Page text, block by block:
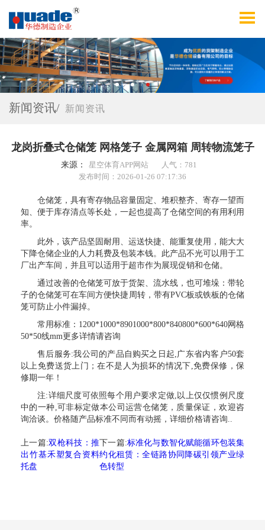
新闻资讯/ 新闻资讯
龙岗折叠式仓储笼 网格笼子 金属网箱 周转物流笼子
来源： 星空体育APP网站
人气：781
发布时间：2026-01-26 07:17:36
仓储笼，具有寄存物品容量固定、堆积整齐、寄存一望而
知、便于库存清点等长处，一起也提高了仓储空间的有用利用
率。
此外，该产品坚固耐用、运送快捷、能重复使用，能大大
下降仓储企业的人力耗费及包装本钱。此产品不光可以用于工
厂出产车间，并且可以适用于超市作为展现促销和仓储。
通过改善的仓储笼可放于货架、流水线，也可堆垛：带轮
子的仓储笼可在车间方便快捷周转，带有PVC板或铁板的仓储
笼可防止小件漏掉。
常用标准：1200*1000*8901000*800*840800*600*640网格
50*50线mm更多详情请咨询
售后服务:我公司的产品自购买之日起,广东省内客户50套
以上免费送货上门；在不是人为损坏的情况下,免费保修，保
修期一年！
注:详细尺度可依照每个用户要求定做,以上仅仅惯例尺度
中的一种,可非标定做本公司运营仓储笼，质量保证，欢迎咨
询洽谈。价格随产品标准不同而有动摇，详细价格请咨询..
上一篇:双枪科技：推
出竹基禾塑复合资料
托盘
下一篇:标准化与数智化赋能循环包装集
约化租赁：全链路协同降碳引领产业绿
色转型